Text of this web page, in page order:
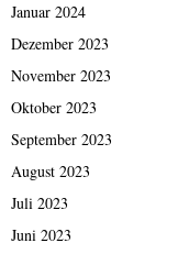
Januar 2024
Dezember 2023
November 2023
Oktober 2023
September 2023
August 2023
Juli 2023
Juni 2023